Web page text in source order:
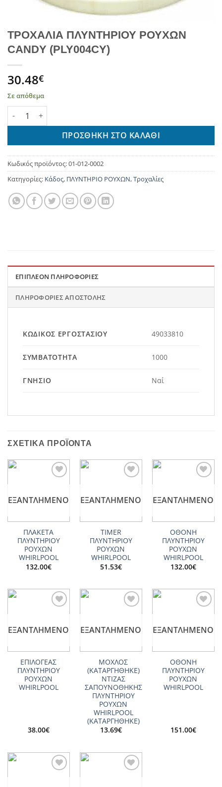
ΤΡΟΧΑΛΙΑ ΠΛΥΝΤΗΡΙΟΥ ΡΟΥΧΩΝ
CANDY (PLY004CY)
30.48€
Σε απόθεμα
ΤΡΟΧΑΛΙΑ ΠΛΥΝΤΗΡΙΟΥ ΡΟΥΧΩΝ CANDY (PLY004CY) ποσότητα
ΠΡΟΣΘΉΚΗ ΣΤΟ ΚΑΛΆΘΙ
Κωδικός προϊόντος:01-012-0002
Κατηγορίες: Κάδος, ΠΛΥΝΤΗΡΙΟ ΡΟΥΧΩΝ,Τροχαλίες
ΕΠΙΠΛΈΟΝ ΠΛΗΡΟΦΟΡΊΕΣ
ΠΛΗΡΟΦΟΡΊΕΣ ΑΠΟΣΤΟΛΉΣ
ΚΩΔΙΚΌΣ ΕΡΓΟΣΤΑΣΊΟΥ 49033810
ΣΥΜΒΑΤΌΤΗΤΑ 1000
ΓΝΉΣΙΟ Ναί
ΣΧΕΤΙΚΆ ΠΡΟΪΌΝΤΑ
ΕΞΑΝΤΛΗΜΈΝΟ
ΠΛΑΚΕΤΑ
ΠΛΥΝΤΗΡΙΟΥ
ΡΟΥΧΩΝ
WHIRLPOOL
132.00€
ΕΞΑΝΤΛΗΜΈΝΟ
TIMER
ΠΛΥΝΤΗΡΙΟΥ
ΡΟΥΧΩΝ
WHIRLPOOL
51.53€
ΕΞΑΝΤΛΗΜΈΝΟ
ΟΘΟΝΗ
ΠΛΥΝΤΗΡΙΟΥ
ΡΟΥΧΩΝ
WHIRLPOOL
132.00€
ΕΞΑΝΤΛΗΜΈΝΟ
ΕΠΙΛΟΓΕΑΣ
ΠΛΥΝΤΗΡΙΟΥ
ΡΟΥΧΩΝ
WHIRLPOOL
38.00€
ΕΞΑΝΤΛΗΜΈΝΟ
ΜΟΧΛΟΣ
(ΚΑΤΑΡΓΗΘΗΚΕ)
ΝΤΙΖΑΣ
ΣΑΠΟΥΝΟΘΗΚΗΣ
ΠΛΥΝΤΗΡΙΟΥ
ΡΟΥΧΩΝ
WHIRLPOOL
(ΚΑΤΑΡΓΗΘΗΚΕ)
13.69€
ΕΞΑΝΤΛΗΜΈΝΟ
ΟΘΟΝΗ
ΠΛΥΝΤΗΡΙΟΥ
ΡΟΥΧΩΝ
WHIRLPOOL
151.00€